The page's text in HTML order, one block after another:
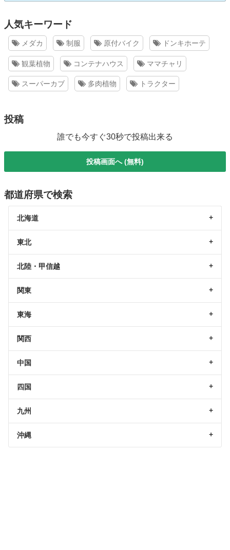
人気キーワード
メダカ 制服 原付バイク ドンキホーテ
観葉植物 コンテナハウス ママチャリ
スーパーカブ 多肉植物 トラクター
投稿
誰でも今すぐ30秒で投稿出来る
投稿画面へ (無料)
都道府県で検索
北海道
東北
北陸・甲信越
関東
東海
関西
中国
四国
九州
沖縄